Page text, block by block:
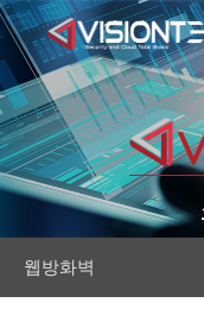
웹방화벽